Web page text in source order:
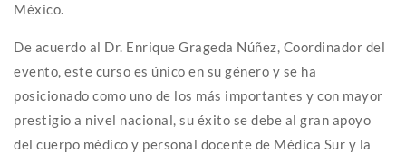
México.
De acuerdo al Dr. Enrique Grageda Núñez, Coordinador del
evento, este curso es único en su género y se ha
posicionado como uno de los más importantes y con mayor
prestigio a nivel nacional, su éxito se debe al gran apoyo
del cuerpo médico y personal docente de Médica Sur y la